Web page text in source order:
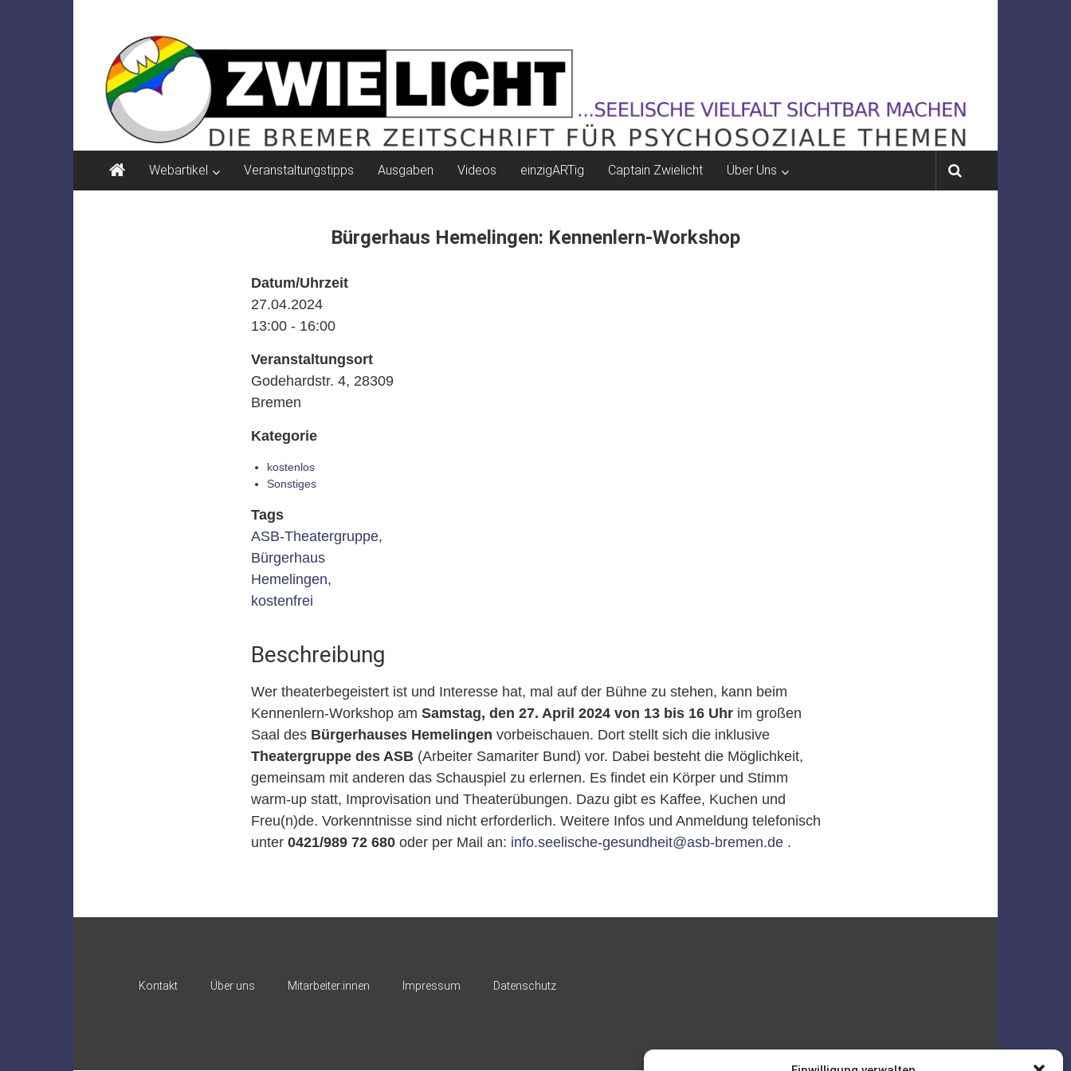
ZWIELICHT
BREMEN
DIE
BREMER
ZEITSCHRIFT
FÜR
PSYCHOSOZIALE
Webartikel Veranstaltungstipps Ausgaben Videos einzigARTig Captain Zwielicht Über Uns
Bürgerhaus Hemelingen: Kennenlern-Workshop
Datum/Uhrzeit
27.04.2024
13:00 - 16:00
Veranstaltungsort
Godehardstr. 4, 28309
Bremen
Kategorie
kostenlos
Sonstiges
Tags
ASB-Theatergruppe,
Bürgerhaus
Hemelingen,
kostenfrei
Beschreibung
Wer theaterbegeistert ist und Interesse hat, mal auf der Bühne zu stehen, kann beim
Kennenlern-Workshop am Samstag, den 27. April 2024 von 13 bis 16 Uhr im großen
Saal des Bürgerhauses Hemelingen vorbeischauen. Dort stellt sich die inklusive
Theatergruppe des ASB(Arbeiter Samariter Bund) vor. Dabei besteht die Möglichkeit,
gemeinsam mit anderen das Schauspiel zu erlernen. Es findet ein Körper und Stimm
warm-up statt, Improvisation und Theaterübungen. Dazu gibt es Kaffee, Kuchen und
Freu(n)de. Vorkenntnisse sind nicht erforderlich. Weitere Infos und Anmeldung telefonisch
unter 0421/989 72 680oder per Mail an: info.seelische-gesundheit@asb-bremen.de.
Kontakt Über uns Mitarbeiter:innen Impressum Datenschutz